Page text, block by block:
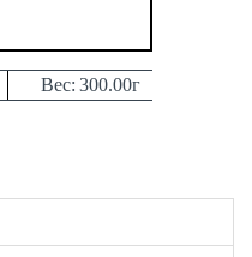
Вес: 300.00г